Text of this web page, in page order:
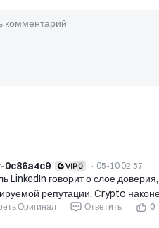
0c86a4c9 · 05-10 02:57
LinkedIn говорит о слое
репутации. Crypto
Оригинал Ответить 0